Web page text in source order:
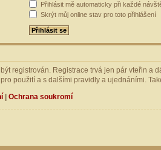
Přihlásit mě automaticky při každé
Skrýt můj online stav pro toto přihlášení
registrován. Registrace trvá jen pár vteřin a
použití a s dalšími pravidly a ujednáními.
| Ochrana soukromí